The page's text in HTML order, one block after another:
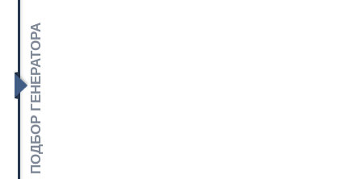
ПОДБОР ГЕНЕРАТОРА